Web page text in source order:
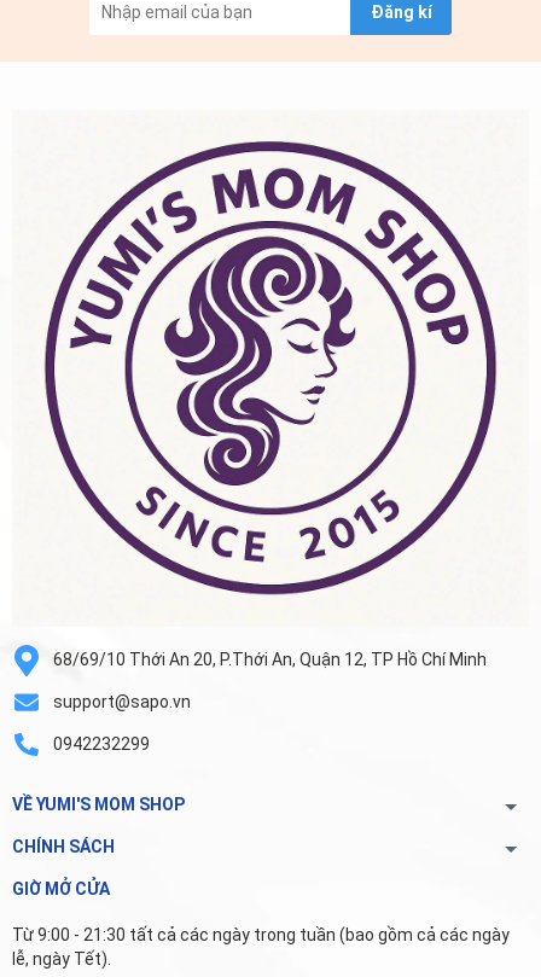
Đăng kí
68/69/10 Thới An 20, P.Thới An, Quận 12, TP Hồ Chí Minh
support@sapo.vn
0942232299
VỀ YUMI'S MOM SHOP
CHÍNH SÁCH
GIỜ MỞ CỬA
Từ 9:00 - 21:30 tất cả các ngày trong tuần (bao gồm cả các ngày
lễ, ngày Tết).